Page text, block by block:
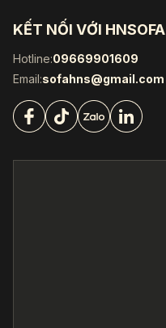
KẾT NỐI VỚI HNSOFA
Hotline:09669901609
Email:sofahns@gmail.com